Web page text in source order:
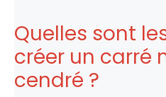
Quelles sont
créer un carré
cendré ?